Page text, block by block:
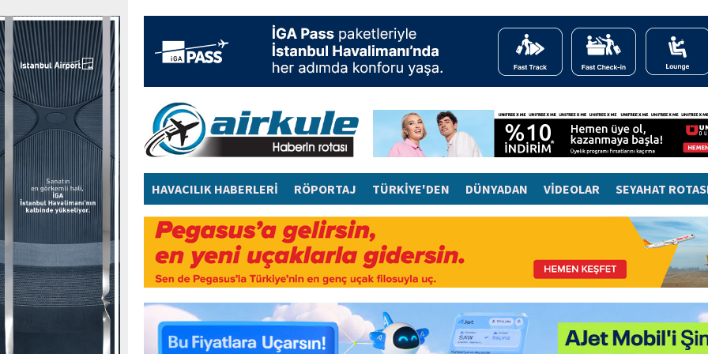
HAVACILIK HABERLERİ RÖPORTAJ TÜRKİYE'DEN DÜNYADAN VİDEOLAR SEYAHAT